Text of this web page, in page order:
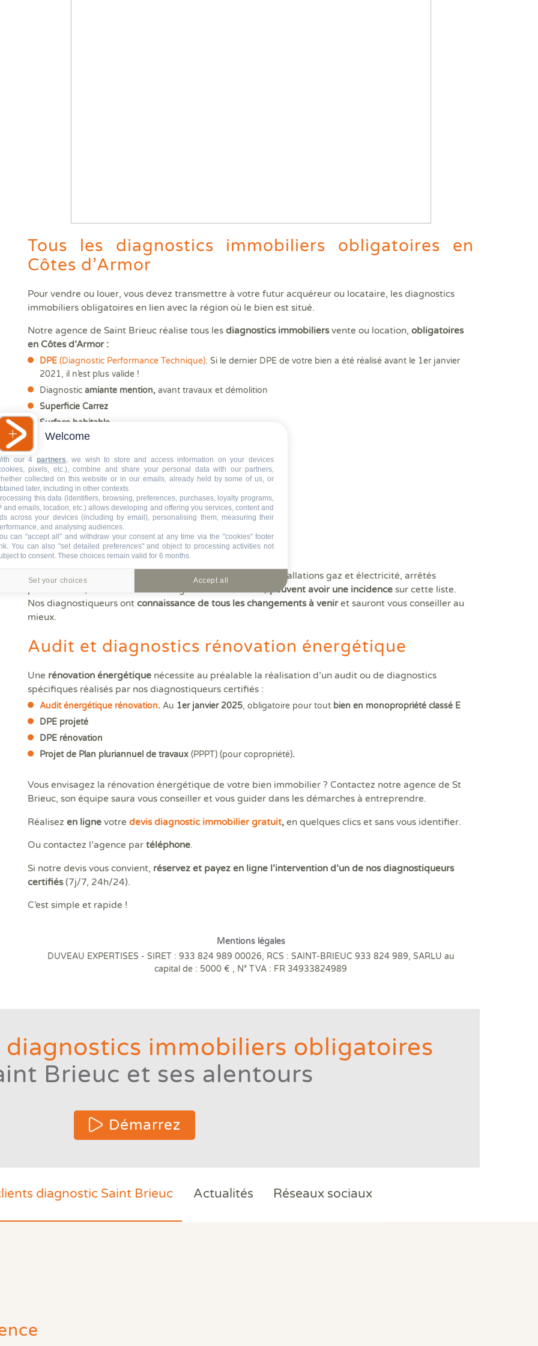
Tous les diagnostics immobiliers obligatoires en
Côtes d’Armor
Pour vendre ou louer, vous devez transmettre à votre futur acquéreur ou locataire, les diagnostics
immobiliers obligatoires en lien avec la région où le bien est situé.
Notre agence de Saint Brieuc réalise tous les diagnostics immobiliersvente ou location, obligatoires
en Côtes d’Armor :
DPE (Diagnostic Performance Technique). Si le dernier DPE de votre bien a été réalisé avant le 1erjanvier
2021, il n’est plus valide !
Diagnostic amiante mention, avant travaux et démolition
Superficie Carrez
Surface habitable
Diagnosticélectricité
Diagnostic
gaz
ERP(Etat des Risques et Pollution)
Diagnosticplomb(CREP)
Diagnosticassainissement collectif
Attestation RT 2012 (conformité thermique)
Etat parasitaire
Certains paramètres (date de construction, vétusté des installations gaz et électricité, arrêtés
peuvent avoir une incidence sur cette liste.
Nos diagnostiqueurs ont connaissance de tous les changements à veniret sauront vous conseiller au
mieux.
Audit et diagnostics rénovation énergétique
Une rénovation énergétique nécessite au préalable la réalisation d’un audit ou de diagnostics
spécifiques réalisés par nos diagnostiqueurs certifiés :
Audit énergétique rénovation. Au 1erjanvier 2025, obligatoire pour tout bien en monopropriété classé E
DPE projeté
DPE rénovation
Projet de Plan pluriannuel de travaux (PPPT) (pour copropriété).
Vous envisagez la rénovation énergétique de votre bien immobilier ? Contactez notre agence de St
Brieuc, son équipe saura vous conseiller et vous guider dans les démarches à entreprendre.
Réalisez en ligne votre devis diagnostic immobilier gratuit, en quelques clics et sans vous identifier.
Ou contactez l’agence par téléphone.
Si notre devis vous convient, réservez et payez en ligne l’intervention d’un de nos diagnostiqueurs
certifiés(7j/7, 24h/24).
C’est simple et rapide !
Mentions légales
DUVEAU EXPERTISES - SIRET : 933 824 989 00026, RCS : SAINT-BRIEUC 933 824 989, SARLU au
capital de : 5000 € , N° TVA : FR 34933824989
diagnostics immobiliers obligatoires
Brieuc et ses alentours
Démarrez
diagnostic Saint Brieuc Actualités Réseaux sociaux
Welcome
our 4 partners, we wish to store and access information on your devices
pixels, etc.), combine and share your personal data with our partners,
collected on this website or in our emails, already held by some of us, or
later, including in other contexts.
this data (identifiers, browsing, preferences, purchases, loyalty programs,
and emails, location, etc.) allows developing and offering you services, content and
across your devices (including by email), personalising them, measuring their
and analysing audiences.
can "accept all" and withdraw your consent at any time via the "cookies" footer
. You can also "set detailed preferences" and object to processing activities not
to consent. These choices remain valid for 6 months.
Set your choices Accept all